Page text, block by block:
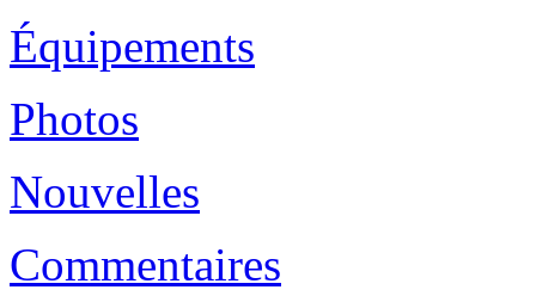
Équipements
Photos
Nouvelles
Commentaires